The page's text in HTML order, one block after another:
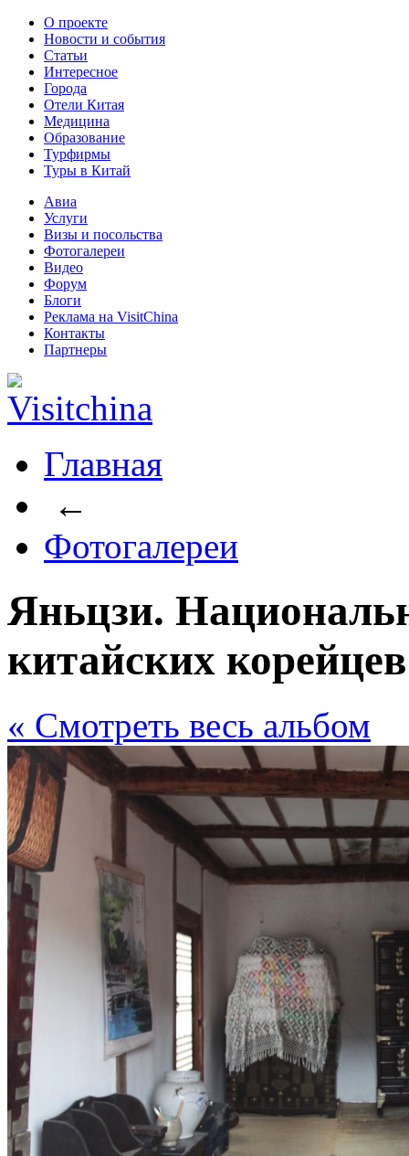
О проекте
Новости и события
Статьи
Интересное
Города
Отели Китая
Медицина
Образование
Турфирмы
Туры в Китай
Авиа
Услуги
Визы и посольства
Фотогалереи
Видео
Форум
Блоги
Реклама на VisitChina
Контакты
Партнеры
Главная
←
Фотогалереи
Яньцзи.
китайских корейцев
« Cмотреть весь альбом